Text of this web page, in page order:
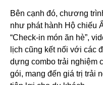
Bên cạnh đó, chương
như phát hành Hộ chiếu
“Check-in món ăn hè”,
lịch cũng kết nối với các
dựng combo trải nghiệm
gói, mang đến giá trị trải